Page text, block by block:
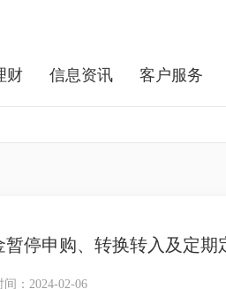
财 信息资讯 客户服务
停申购、转换转入及定期
间：2024-02-06